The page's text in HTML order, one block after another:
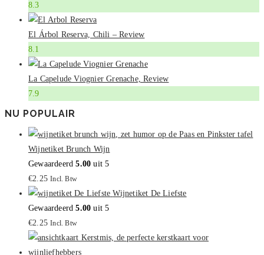
8.3
El Árbol Reserva, Chili – Review
8.1
La Capelude Viognier Grenache, Review
7.9
NU POPULAIR
Wijnetiket Brunch Wijn
Gewaardeerd5.00 uit 5
€2.25 Incl. Btw
Wijnetiket De Liefste
Gewaardeerd5.00 uit 5
€2.25 Incl. Btw